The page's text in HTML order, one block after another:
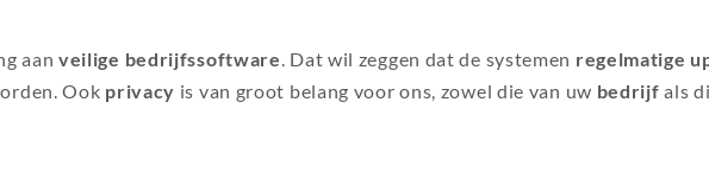
aan veilige bedrijfssoftware. Dat wil zeggen dat de systemen regelmatige
Ook privacy is van groot belang voor ons, zowel die van uw bedrijfals